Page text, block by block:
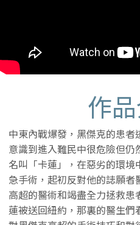
作
中東內戰爆發，黑傑克的患
意識到進入難民中很危險但
名叫「卡蓮」，在惡劣的環
急手術，起初反對他的誌願
高超的醫術和竭盡全力拯救
蓮被送回紐約，那裏的醫生